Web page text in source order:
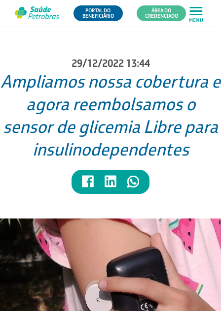
PORTAL DO
BENEFICIÁRIO
ÁREA DO
CREDENCIADO
29/12/2022 13:44
Ampliamos nossa cobertura e
agora reembolsamos o
sensor de glicemia Libre para
insulinodependentes